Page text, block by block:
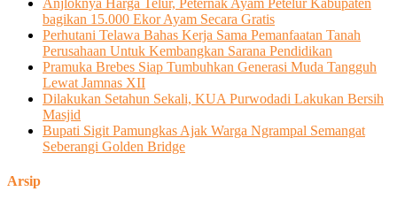
bagikan 15.000 Ekor Ayam Secara Gratis
Perhutani Telawa Bahas Kerja Sama Pemanfaatan Tanah
Perusahaan Untuk Kembangkan Sarana Pendidikan
Pramuka Brebes Siap Tumbuhkan Generasi Muda Tangguh
Lewat Jamnas XII
Dilakukan Setahun Sekali, KUA Purwodadi Lakukan Bersih
Masjid
Bupati Sigit Pamungkas Ajak Warga Ngrampal Semangat
Seberangi Golden Bridge
Arsip